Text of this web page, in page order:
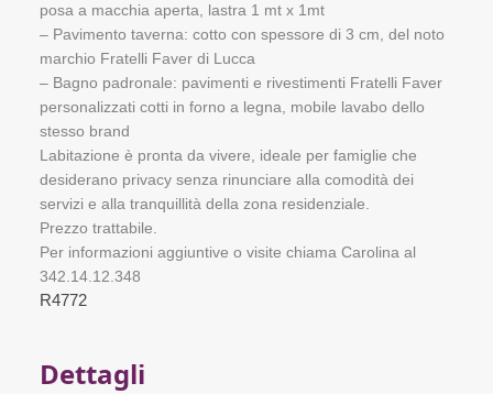
posa a macchia aperta, lastra 1 mt x 1mt
– Pavimento taverna: cotto con spessore di 3 cm, del noto
marchio Fratelli Faver di Lucca
– Bagno padronale: pavimenti e rivestimenti Fratelli Faver
personalizzati cotti in forno a legna, mobile lavabo dello
stesso brand
Labitazione è pronta da vivere, ideale per famiglie che
desiderano privacy senza rinunciare alla comodità dei
servizi e alla tranquillità della zona residenziale.
Prezzo trattabile.
Per informazioni aggiuntive o visite chiama Carolina al
342.14.12.348
R4772
Dettagli